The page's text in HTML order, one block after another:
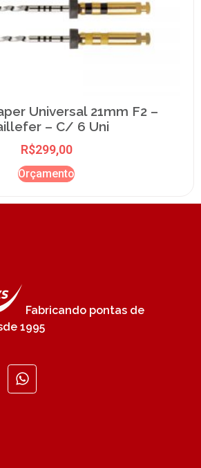
Universal 21mm F2 –
– C/ 6 Uni
R$299,00
Orçamento
Fabricando pontas de
1995